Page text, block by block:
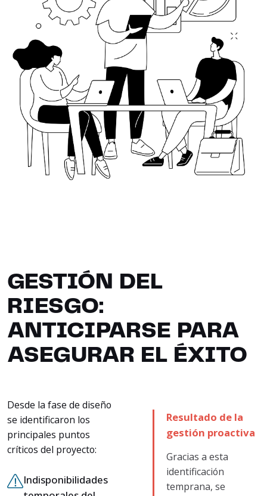
GESTIÓN DEL
RIESGO:
ANTICIPARSE PARA
ASEGURAR EL ÉXITO
Desde la fase de diseño
se identificaron los
principales puntos
críticos del proyecto:
Indisponibilidades
Resultado de la
gestión proactiva
Gracias a esta
identificación
temprana, se